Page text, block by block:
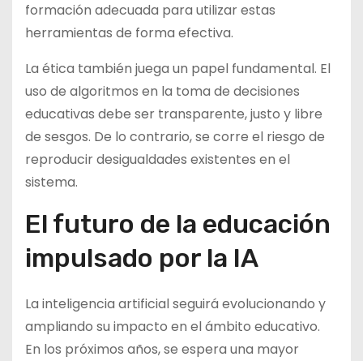
formación adecuada para utilizar estas
herramientas de forma efectiva.
La ética también juega un papel fundamental. El
uso de algoritmos en la toma de decisiones
educativas debe ser transparente, justo y libre
de sesgos. De lo contrario, se corre el riesgo de
reproducir desigualdades existentes en el
sistema.
El futuro de la educación
impulsado por la IA
La inteligencia artificial seguirá evolucionando y
ampliando su impacto en el ámbito educativo.
En los próximos años, se espera una mayor